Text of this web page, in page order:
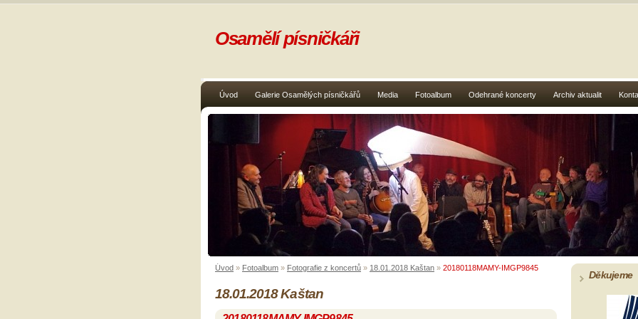
Úvod Galerie Osamělých písničkářů Media Fotoalbum Odehrané koncerty Archiv aktualit
Osamělí písničkáři
Úvod » Fotoalbum » Fotografie z koncertů » 18.01.2018 Kaštan » 20180118MAMY-IMGP9845
18.01.2018 Kaštan
Děkujeme